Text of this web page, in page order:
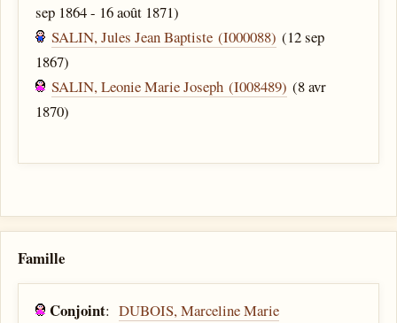
sep 1864 - 16 août 1871)
SALIN, Jules Jean Baptiste (I000088) (12 sep
1867)
SALIN, Leonie Marie Joseph (I008489) (8 avr
1870)
Famille
Conjoint:DUBOIS, Marceline Marie